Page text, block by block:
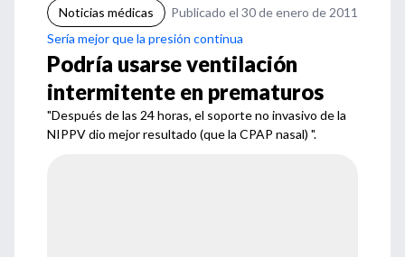
Noticias médicas
Publicado el 30 de enero de 2011
Sería mejor que la presión continua
Podría usarse ventilación
intermitente en prematuros
"Después de las 24 horas, el soporte no invasivo de la
NIPPV dio mejor resultado (que la CPAP nasal) ".